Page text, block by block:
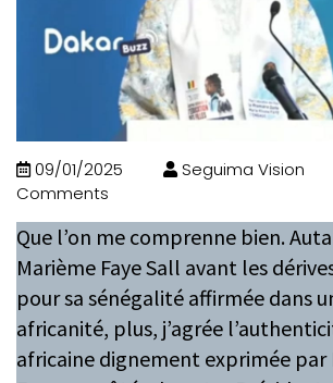
09/01/2025 Seguima Vision
Comments
Que l’on me comprenne bien.
Marième Faye Sall avant les
pour sa sénégalité affirmée dans
africanité, plus, j’agrée
africaine dignement exprimée par